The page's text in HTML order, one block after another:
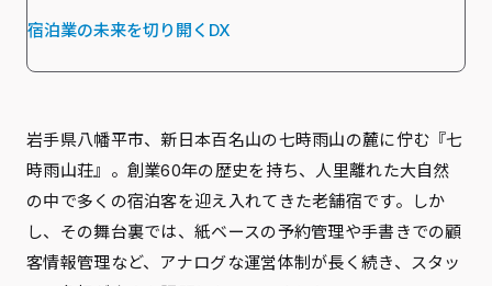
宿泊業の未来を切り開くDX
岩手県八幡平市、新日本百名山の七時雨山の麓に佇む『七
時雨山荘』。創業60年の歴史を持ち、人里離れた大自然
の中で多くの宿泊客を迎え入れてきた老舗宿です。しか
し、その舞台裏では、紙ベースの予約管理や手書きでの顧
客情報管理など、アナログな運営体制が長く続き、スタッ